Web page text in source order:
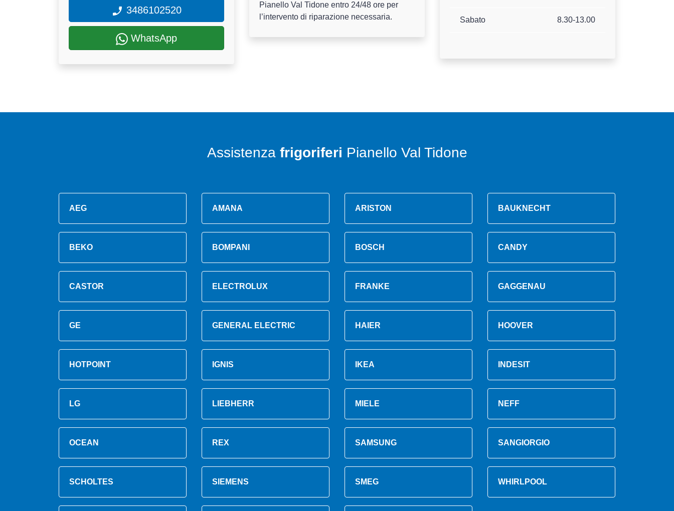
3486102520
WhatsApp
Pianello Val Tidone entro 24/48 ore per
l’intervento di riparazione necessaria.
Sabato 8.30-13.00
Assistenza frigoriferi Pianello Val Tidone
AEG AMANA ARISTON BAUKNECHT
BEKO BOMPANI BOSCH CANDY
CASTOR ELECTROLUX FRANKE GAGGENAU
GE GENERAL ELECTRIC HAIER HOOVER
HOTPOINT IGNIS IKEA INDESIT
LG LIEBHERR MIELE NEFF
OCEAN REX SAMSUNG SANGIORGIO
SCHOLTES SIEMENS SMEG WHIRLPOOL